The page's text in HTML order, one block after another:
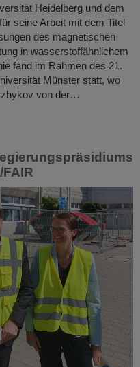
Heidelberg und dem
seine Arbeit mit dem Titel
des magnetischen
in wasserstoffähnlichem
fand im Rahmen des 21.
Münster statt, wo
von der…